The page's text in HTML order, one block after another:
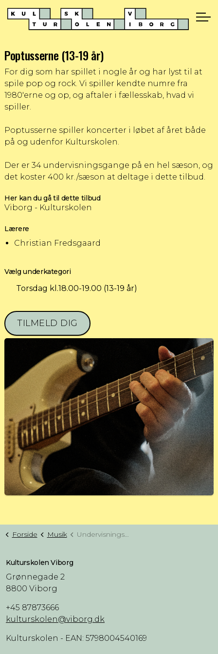
Poptusserne (13-19 år)
For dig som har spillet i nogle år og har lyst til at
spile pop og rock. Vi spiller kendte numre fra
1980'erne og op, og aftaler i fællesskab, hvad vi
spiller.
Poptusserne spiller koncerter i løbet af året både
på og udenfor Kulturskolen.
Der er 34 undervisningsgange på en hel sæson, og
det koster 400 kr./sæson at deltage i dette tilbud.
Her kan du gå til dette tilbud
Viborg - Kulturskolen
Lærere
Christian Fredsgaard
Vælg underkategori
Torsdag kl.18.00-19.00 (13-19 år)
TILMELD DIG
Forside Musik Undervisningstilbud musik (NIV. 2)
Kulturskolen Viborg
Grønnegade 2
8800 Viborg
+45 87873666
kulturskolen@viborg.dk
Kulturskolen - EAN: 5798004540169